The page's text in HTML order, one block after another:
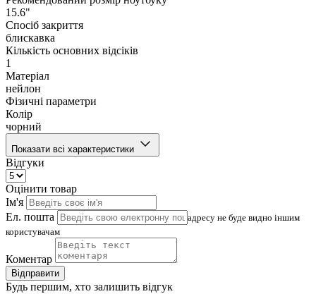
15.6"
Спосіб закриття
блискавка
Кількість основних відсіків
1
Матеріал
нейлон
Фізичні параметри
Колір
чорний
Показати всі характеристики
Відгуки
Оцінити товар
Ім'я
Ел. пошта
адресу не буде видно іншим
користувачам
Коментар
Відправити
Будь першим, хто залишить відгук